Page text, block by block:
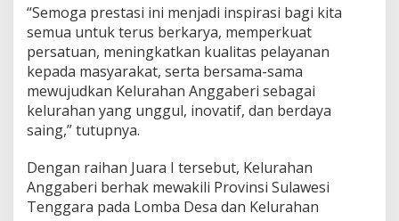
“Semoga prestasi ini menjadi inspirasi bagi kita
semua untuk terus berkarya, memperkuat
persatuan, meningkatkan kualitas pelayanan
kepada masyarakat, serta bersama-sama
mewujudkan Kelurahan Anggaberi sebagai
kelurahan yang unggul, inovatif, dan berdaya
saing,” tutupnya.
Dengan raihan Juara I tersebut, Kelurahan
Anggaberi berhak mewakili Provinsi Sulawesi
Tenggara pada Lomba Desa dan Kelurahan